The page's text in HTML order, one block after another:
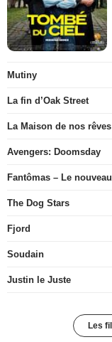
Mutiny
La fin d’Oak Street
La Maison de nos rêves
Avengers: Doomsday
Fantômas – Le
The Dog Stars
Fjord
Soudain
Justin le Juste
Les